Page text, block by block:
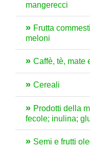
mangerecci
Frutta
meloni
Caffè, tè, mate
Cereali
Prodotti della
fecole; inulina;
Semi e frutti